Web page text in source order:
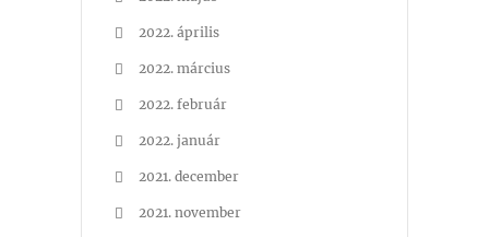
2022. április
2022. március
2022. február
2022. január
2021. december
2021. november